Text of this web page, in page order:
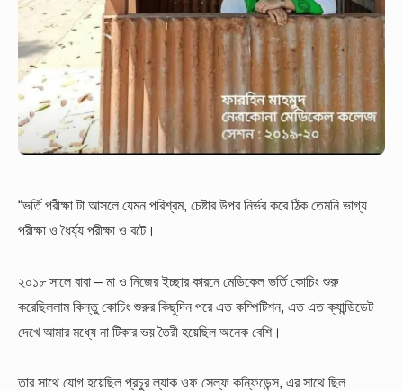
“ভর্তি পরীক্ষা টা আসলে যেমন পরিশ্রম, চেষ্টার উপর নির্ভর করে ঠিক তেমনি ভাগ্য
পরীক্ষা ও ধৈর্য্য পরীক্ষা ও বটে।
২০১৮ সালে বাবা – মা ও নিজের ইচ্ছার কারনে মেডিকেল ভর্তি কোচিং শুরু
করেছিললাম কিন্তু কোচিং শুরুর কিছুদিন পরে এত কম্পিটিশন, এত এত ক্যান্ডিডেট
দেখে আমার মধ্যে না টিকার ভয় তৈরী হয়েছিল অনেক বেশি।
তার সাথে যোগ হয়েছিল প্রচুর ল্যাক ওফ সেল্ফ কন্ফিডেন্স, এর সাথে ছিল